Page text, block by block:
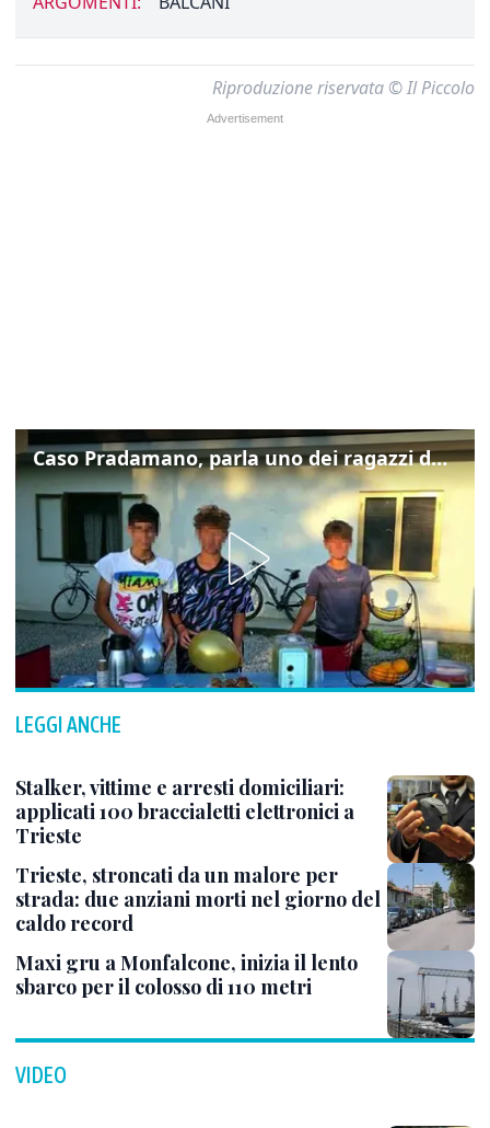
Riproduzione riservata © Il Piccolo
Caso Pradamano, parla uno dei ragazzi denunciati per la limonata: "Volevo anche aiutare i miei"
LEGGI ANCHE
Stalker, vittime e arresti domiciliari:
applicati 100 braccialetti elettronici a
Trieste
Trieste, stroncati da un malore per
strada: due anziani morti nel giorno del
caldo record
Maxi gru a Monfalcone, inizia il lento
sbarco per il colosso di 110 metri
VIDEO